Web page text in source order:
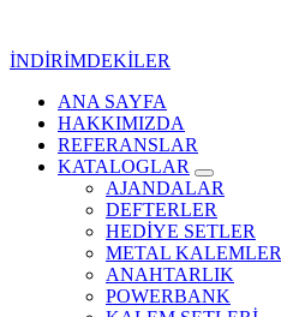
İNDİRİMDEKİLER
Kurumsal Promosyon-Hediyelik
ANA SAYFA
HAKKIMIZDA
REFERANSLAR
KATALOGLAR
AJANDALAR
DEFTERLER
HEDİYE SETLER
METAL KALEMLER
ANAHTARLIK
POWERBANK